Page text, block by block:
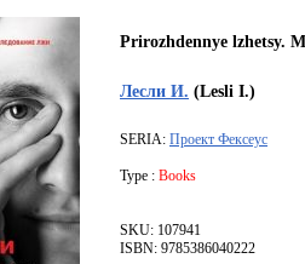
Prirozhdennye lzhetsy.
Лесли И. (Lesli I.)
SERIA: Проект Фексеус
Type : Books
SKU: 107941
ISBN: 9785386040222